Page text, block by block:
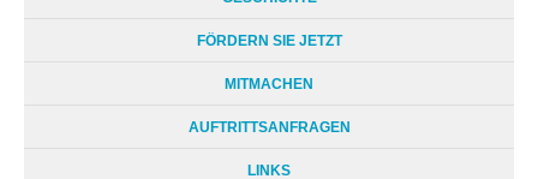
FÖRDERN SIE JETZT
MITMACHEN
AUFTRITTSANFRAGEN
LINKS